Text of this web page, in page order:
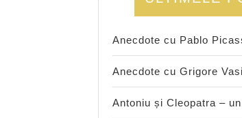
Anecdote cu Pablo
Anecdote cu Grigore
Antoniu și Cleopatra –